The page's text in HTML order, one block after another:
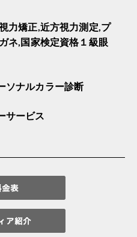
力矯正,近方視力測定,プ
ネ,国家検定資格１級眼
ソナルカラー診断
サービス